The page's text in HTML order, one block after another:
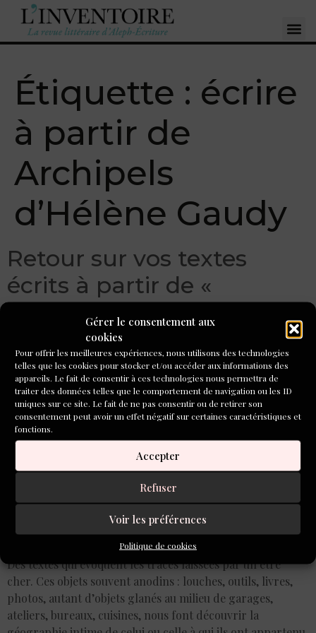
Gérer le consentement aux
cookies
Pour offrir les meilleures expériences, nous utilisons des technologies
telles que les cookies pour stocker et/ou accéder aux informations des
appareils. Le fait de consentir à ces technologies nous permettra de
traiter des données telles que le comportement de navigation ou les ID
uniques sur ce site. Le fait de ne pas consentir ou de retirer son
consentement peut avoir un effet négatif sur certaines caractéristiques et
fonctions.
Accepter
Refuser
Voir les préférences
Politique de cookies
Étiquette : écrire
à partir de
Archipels
d’Hélène Gaudy
Retour sur vos textes
écrits à partir de «
Archipels », d’Hélène
Des textes qui évoquent les traces laissées par un être
cher. Ces objets souvent anodins : louches, outils, livres,
photos, autant d’objets glanés au milieu de garages,
ateliers, bureaux, cuisines, nous font découvrir la